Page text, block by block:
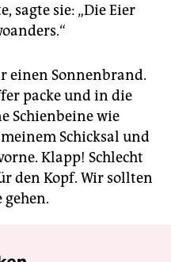
sagte sie: „Die Eier
einen Sonnenbrand.
packe und in die
Schienbeine wie
Schicksal und
Klapp! Schlecht
den Kopf. Wir sollten